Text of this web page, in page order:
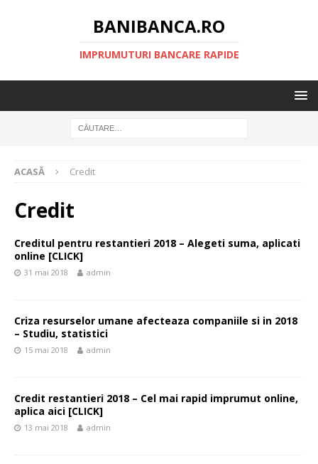
BANIBANCA.RO
IMPRUMUTURI BANCARE RAPIDE
ACASĂ Credit
Credit
Creditul pentru restantieri 2018 – Alegeti suma, aplicati
online [CLICK]
31 mai 2018 admin
Criza resurselor umane afecteaza companiile si in 2018
– Studiu, statistici
15 mai 2018 admin
Credit restantieri 2018 – Cel mai rapid imprumut online,
aplica aici [CLICK]
13 mai 2018 admin